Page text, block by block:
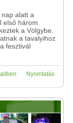
alatt a
első három
a Völgybe.
a tavalyihoz
fesztivál
Nyomtatás